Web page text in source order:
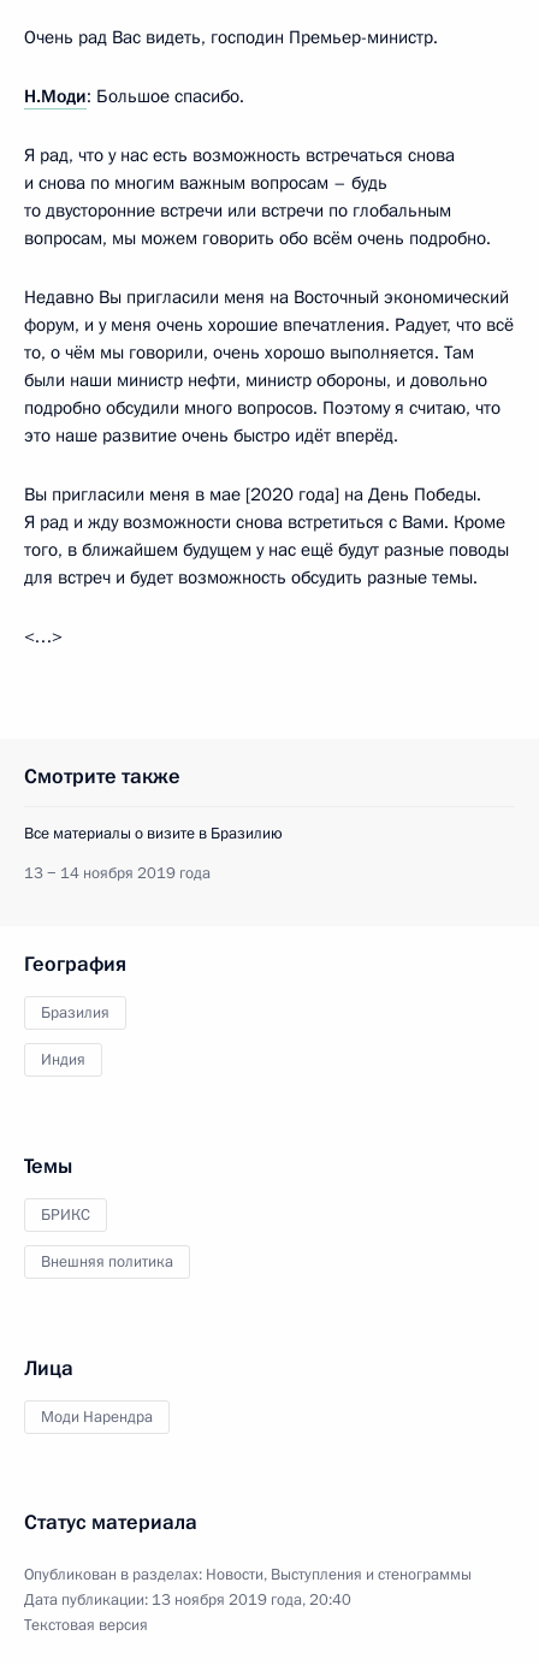
Очень рад Вас видеть, господин Премьер-министр.
Н.Моди: Большое спасибо.
Я рад, что у нас есть возможность встречаться снова
и снова по многим важным вопросам – будь
то двусторонние встречи или встречи по глобальным
вопросам, мы можем говорить обо всём очень подробно.
Недавно Вы пригласили меня на Восточный экономический
форум, и у меня очень хорошие впечатления. Радует, что всё
то, о чём мы говорили, очень хорошо выполняется. Там
были наши министр нефти, министр обороны, и довольно
подробно обсудили много вопросов. Поэтому я считаю, что
это наше развитие очень быстро идёт вперёд.
Вы пригласили меня в мае [2020 года] на День Победы.
Я рад и жду возможности снова встретиться с Вами. Кроме
того, в ближайшем будущем у нас ещё будут разные поводы
для встреч и будет возможность обсудить разные темы.
<…>
Смотрите также
Все материалы о визите в Бразилию
13 − 14 ноября 2019 года
География
Бразилия
Индия
Темы
БРИКС
Внешняя политика
Лица
Моди Нарендра
Статус материала
Опубликован в разделах: Новости, Выступления и стенограммы
Дата публикации: 13 ноября 2019 года, 20:40
Текстовая версия